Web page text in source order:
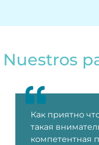
Nuestros
Как приятно
такая
компетентная